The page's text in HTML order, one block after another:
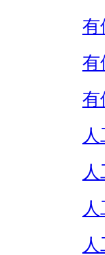
有
有
有